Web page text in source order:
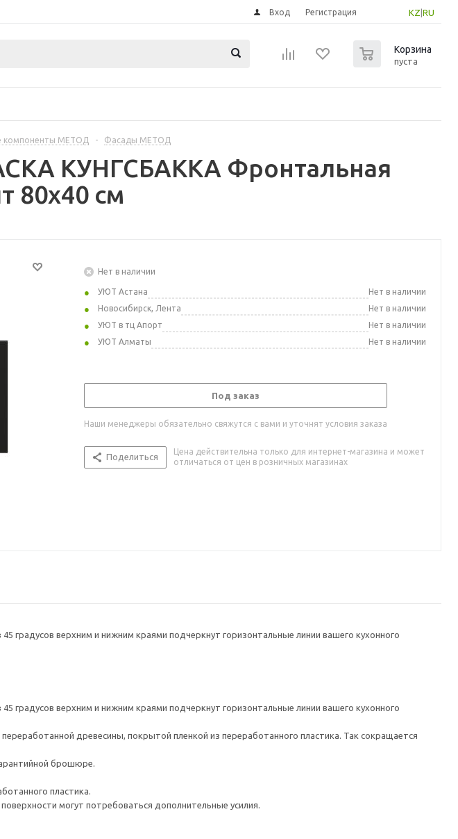
KZ RU
Вход Регистрация
Корзина
пуста
компоненты МЕТОД - Фасады МЕТОД
КУНГСБАККА Фронтальная
80x40 см
Нет в наличии
УЮТ Астана
Нет в наличии
Новосибирск, Лента
Нет в наличии
УЮТ в тц Апорт
Нет в наличии
УЮТ Алматы
Нет в наличии
Под заказ
Наши менеджеры обязательно свяжутся с вами и уточнят условия заказа
Поделиться
Цена действительна только для интернет-магазина и может
отличаться от цен в розничных магазинах
градусов верхним и нижним краями подчеркнут горизонтальные линии вашего кухонного
градусов верхним и нижним краями подчеркнут горизонтальные линии вашего кухонного
древесины, покрытой пленкой из переработанного пластика. Так сокращается
брошюре.
пластика.
могут потребоваться дополнительные усилия.